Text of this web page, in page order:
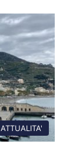
ATTUALITA'